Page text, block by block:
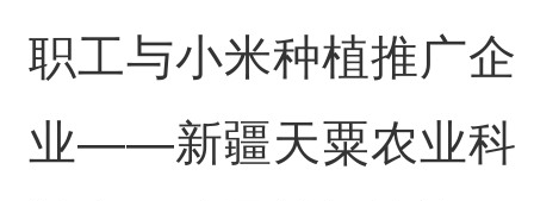
职工与小米种植推广企
业——新疆天粟农业科